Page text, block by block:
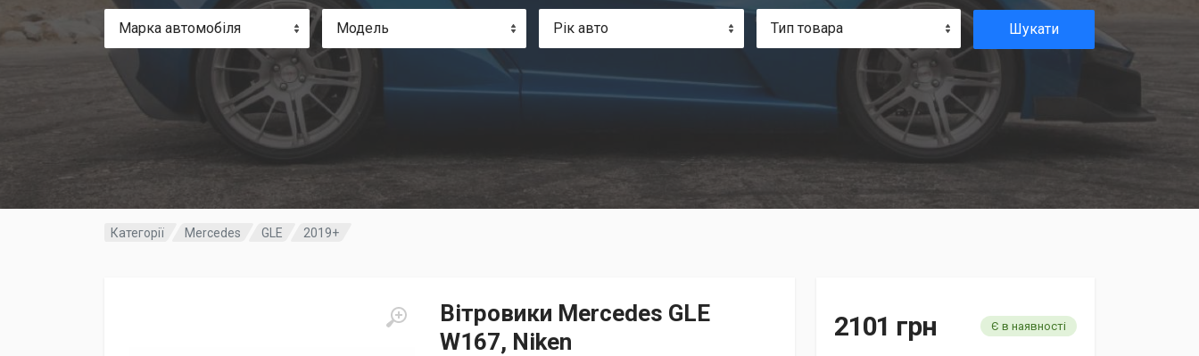
Марка автомобіля Модель Рік авто Тип товара Шукати
Категорії Mercedes GLE 2019+
Вітровики Mercedes GLE
W167, Niken
2101 грн Є в наявності